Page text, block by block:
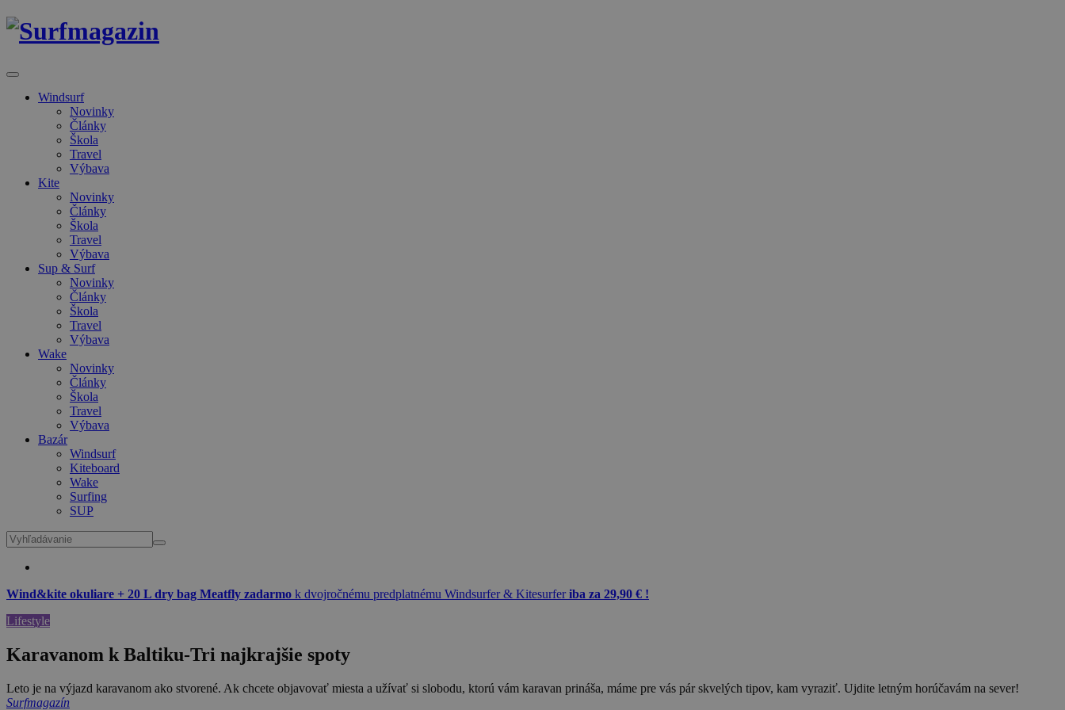
Windsurf
Novinky
Články
Škola
Travel
Výbava
Kite
Novinky
Články
Škola
Travel
Výbava
Sup & Surf
Novinky
Články
Škola
Travel
Výbava
Wake
Novinky
Články
Škola
Travel
Výbava
Bazár
Windsurf
Kiteboard
Wake
Surfing
SUP
Wind&kite okuliare + 20 L dry bag Meatfly zadarmo k dvojročnému predplatnému Windsurfer & Kitesurferiba za 29,90 € !
Lifestyle
Karavanom k Baltiku-Tri najkrajšie spoty
Leto je na výjazd karavanom ako stvorené. Ak chcete objavovať miesta a užívať si slobodu, ktorú vám karavan prináša, máme pre vás pár skvelých tipov, kam vyraziť. Ujdite letným horúčavám na sever!
Surfmagazín